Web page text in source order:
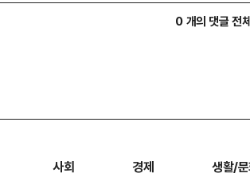
0 개의 댓글 전
사회 경제 생활/